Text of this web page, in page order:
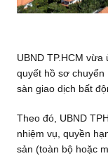
UBND TP.HCM
quyết hồ sơ
sàn giao dịch bất
Theo đó, UBND
nhiệm vụ, quyền
sản (toàn bộ hoặc